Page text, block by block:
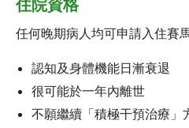
住院資格
任何晚期病人均可申請入住賽
認知及身體機能日漸衰退
很可能於一年內離世
不願繼續「積極干預治療」